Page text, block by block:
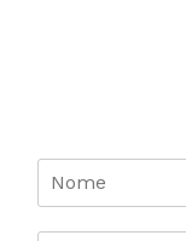
N
o